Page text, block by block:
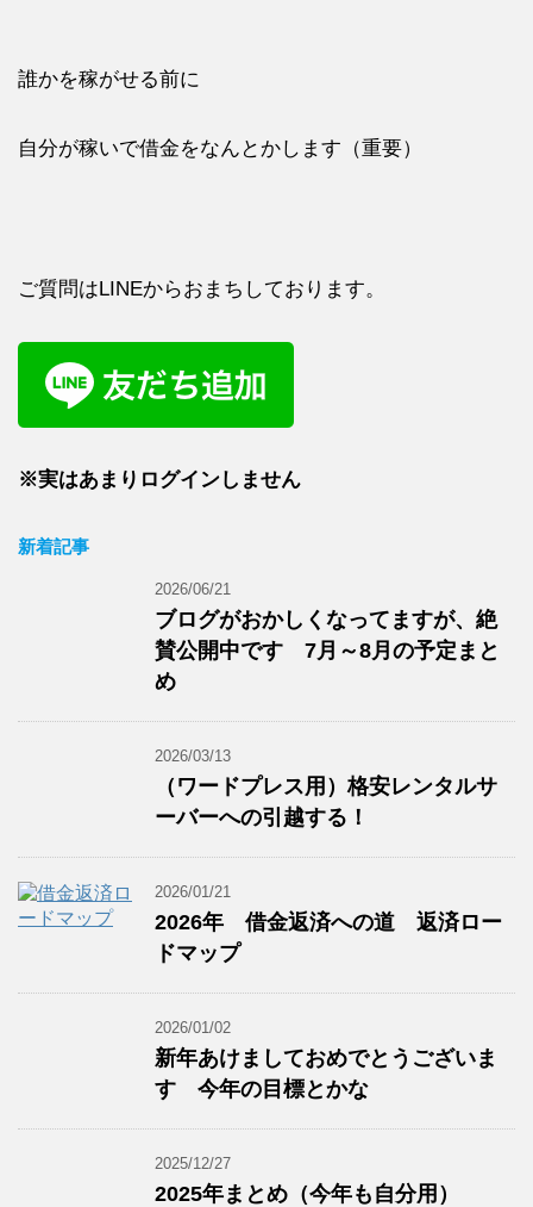
誰かを稼がせる前に
自分が稼いで借金をなんとかします（重要）
ご質問はLINEからおまちしております。
※実はあまりログインしません
新着記事
2026/06/21
ブログがおかしくなってますが、絶
賛公開中です 7月～8月の予定まと
め
2026/03/13
（ワードプレス用）格安レンタルサ
ーバーへの引越する！
2026/01/21
2026年 借金返済への道 返済ロー
ドマップ
2026/01/02
新年あけましておめでとうございま
す 今年の目標とかな
2025/12/27
2025年まとめ（今年も自分用）